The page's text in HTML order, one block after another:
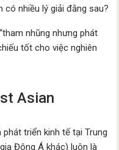
có nhiều lý giải đằng sau?
nhũng nhưng phát
tốt cho việc nghiên
Asian
triển kinh tế tại Trung
Đông Á khác) luôn là